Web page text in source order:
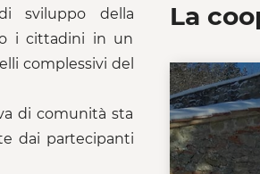
sviluppo della
i cittadini in un
complessivi del
di comunità sta
dai partecipanti
La